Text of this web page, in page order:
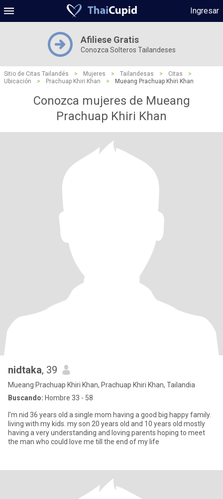
Ingresar
Afiliese Gratis
Conozca Solteros Tailandeses
Sitio de Citas Tailandés > Mujeres > Tailandesas > Citas
>
Ubicación
> Prachuap Khiri Khan > Mueang Prachuap Khiri Khan
Conozca mujeres de Mueang
Prachuap Khiri Khan
nidtaka, 39
Mueang Prachuap Khiri Khan, Prachuap Khiri Khan, Tailandia
Buscando: Hombre 33 - 58
I'm nid 36 years old a single mom having a good big happy family.
living with my kids. my son 20 years old and 10 years old mostly
having a very understanding and loving parents hoping to meet
the man who could love me till the end of my life